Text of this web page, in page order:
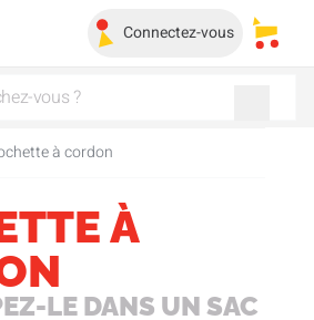
Connectez-vous Mes
à cordon
À
LE DANS UN SAC